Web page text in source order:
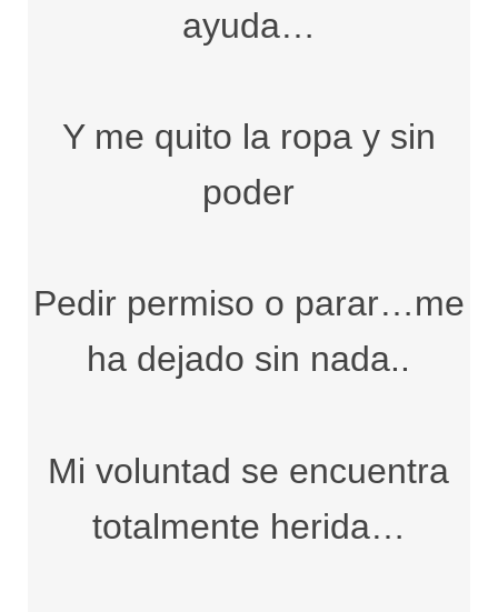
ayuda…
Y me quito la ropa y sin
poder
Pedir permiso o parar…me
ha dejado sin nada..
Mi voluntad se encuentra
totalmente herida…